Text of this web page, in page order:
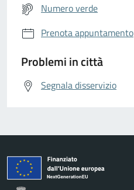
Numero verde
Prenota appuntamento
Problemi in città
Segnala disservizio